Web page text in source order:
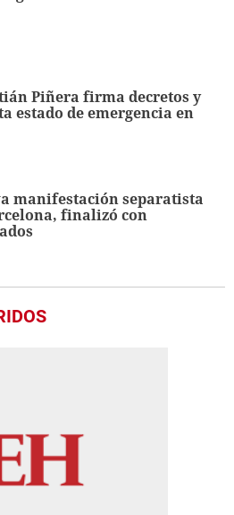
Piñera firma decretos y
estado de emergencia en
manifestación separatista
finalizó con